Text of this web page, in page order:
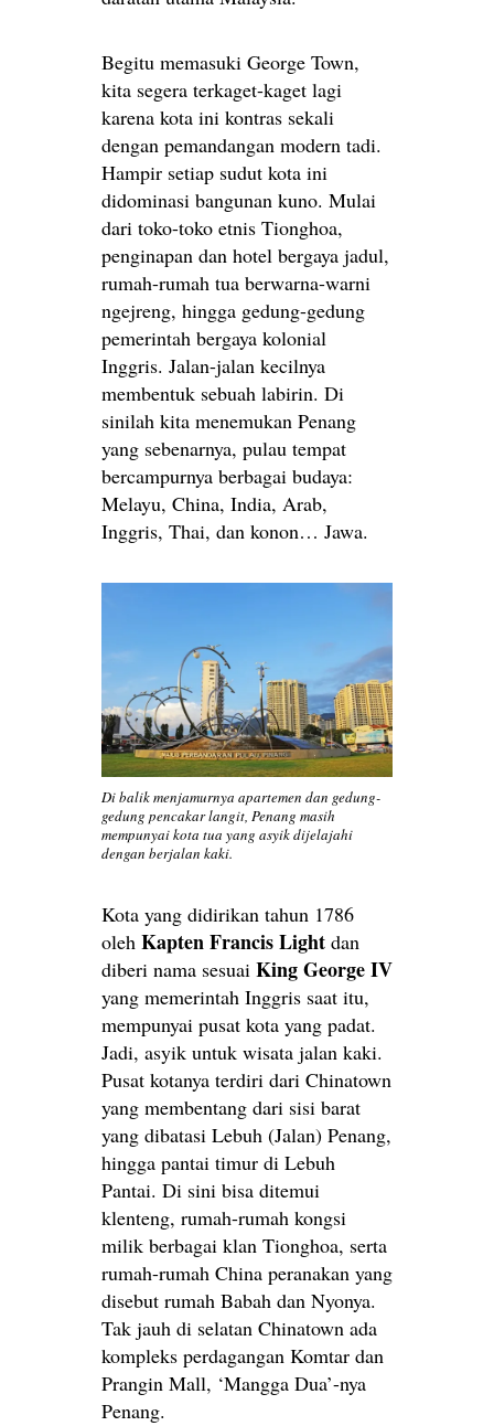
Begitu memasuki George Town,
kita segera terkaget-kaget lagi
karena kota ini kontras sekali
dengan pemandangan modern tadi.
Hampir setiap sudut kota ini
didominasi bangunan kuno. Mulai
dari toko-toko etnis Tionghoa,
penginapan dan hotel bergaya jadul,
rumah-rumah tua berwarna-warni
ngejreng, hingga gedung-gedung
pemerintah bergaya kolonial
Inggris. Jalan-jalan kecilnya
membentuk sebuah labirin. Di
sinilah kita menemukan Penang
yang sebenarnya, pulau tempat
bercampurnya berbagai budaya:
Melayu, China, India, Arab,
Inggris, Thai, dan konon… Jawa.
Di balik menjamurnya apartemen dan gedung-
gedung pencakar langit, Penang masih
mempunyai kota tua yang asyik dijelajahi
dengan berjalan kaki.
Kota yang didirikan tahun 1786
oleh Kapten Francis Light dan
diberi nama sesuai King George IV
yang memerintah Inggris saat itu,
mempunyai pusat kota yang padat.
Jadi, asyik untuk wisata jalan kaki.
Pusat kotanya terdiri dari Chinatown
yang membentang dari sisi barat
yang dibatasi Lebuh (Jalan) Penang,
hingga pantai timur di Lebuh
Pantai. Di sini bisa ditemui
klenteng, rumah-rumah kongsi
milik berbagai klan Tionghoa, serta
rumah-rumah China peranakan yang
disebut rumah Babah dan Nyonya.
Tak jauh di selatan Chinatown ada
kompleks perdagangan Komtar dan
Prangin Mall, ‘Mangga Dua’-nya
Penang.